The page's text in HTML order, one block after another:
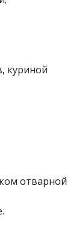
куриной
отварной